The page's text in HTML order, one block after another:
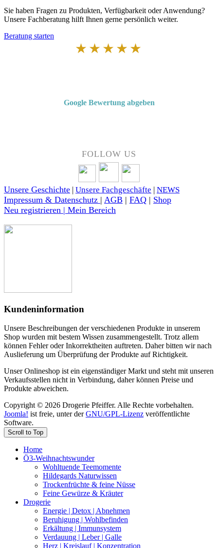
Sie haben Fragen zu Produkten, Verfügbarkeit oder Anwendung?
Unsere Fachberatung hilft Ihnen gerne persönlich weiter.
Beratung starten
★★★★★
Google Bewertung abgeben
FOLLOW US
Unsere Geschichte | Unsere Fachgeschäfte | NEWS
Impressum & Datenschutz | AGB | FAQ | Shop
Neu registrieren | Mein Bereich
Kundeninformation
Unsere Beschreibungen der verschiedenen Produkte in unserem
Shop wurden mit bestem Wissen zusammengestellt. Trotz allem
können Fehler oder Inkorrektheiten auftreten. Daher bitten wir nach
Auslieferung um Überprüfung der Produkte auf Richtigkeit.
Unser Onlineshop ist ein eigenständiger Markt und steht mit unseren
Verkaufsstellen nicht in Verbindung, daher können Preise und
Produkte abweichen.
Copyright © 2026 Drogerie Pfeiffer. Alle Rechte vorbehalten.
Joomla! ist freie, unter derGNU/GPL-Lizenz veröffentlichte
Software.
Scroll to Top
Home
Ö3-Weihnachtswunder
Wohltuende Teemomente
Hildegards Naturwissen
Trockenfrüchte & feine Nüsse
Feine Gewürze & Kräuter
Drogerie
Energie | Detox | Abnehmen
Beruhigung | Wohlbefinden
Erkältung | Immunsystem
Verdauung | Leber | Galle
Herz | Kreislauf | Konzentration